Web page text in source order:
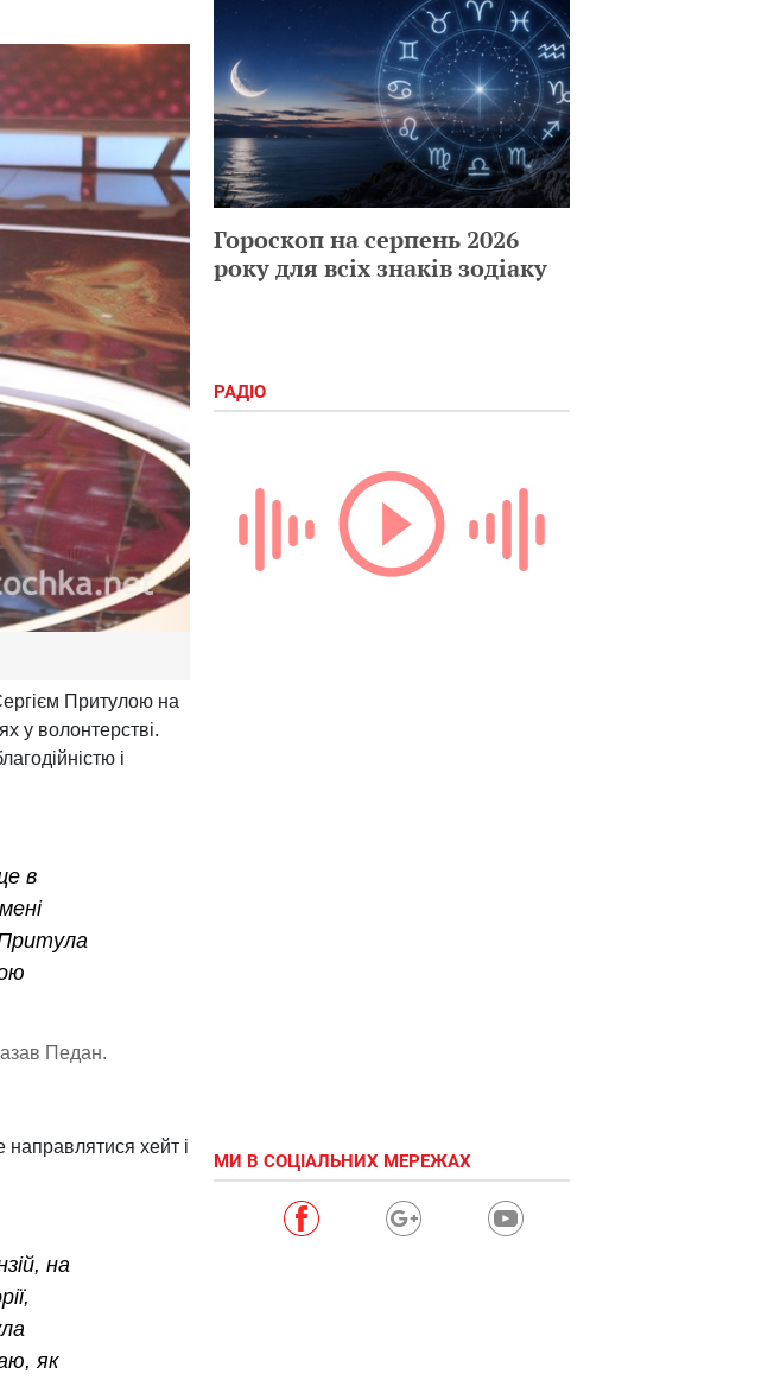
Притулою на
у волонтерстві.
і
в
Педан.
хейт і
на
як
Гороскоп на серпень 2026
року для всіх знаків зодіаку
РАДІО
МИ В СОЦІАЛЬНИХ МЕРЕЖАХ